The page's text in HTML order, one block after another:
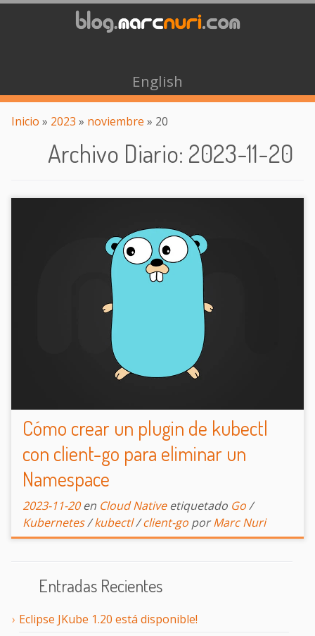
English
Inicio » 2023 » noviembre » 20
Entradas Recientes
Eclipse JKube 1.20 está disponible!
Archivo Diario: 2023-11-20
Cómo crear un plugin de kubectl
con client-go para eliminar un
Namespace
2023-11-20 en Cloud Native etiquetado Go/
Kubernetes/kubectl/client-go por Marc Nuri